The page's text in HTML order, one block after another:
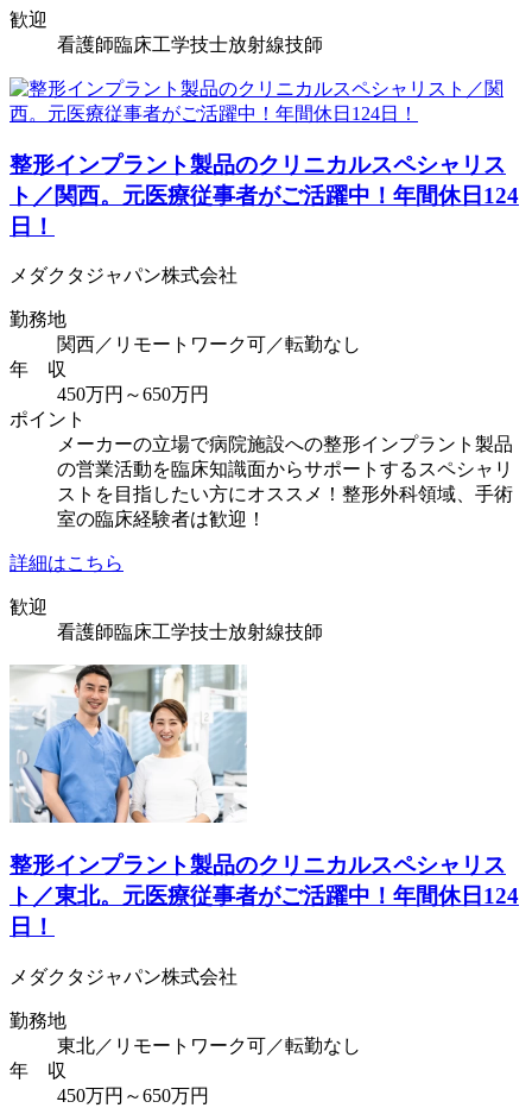
歓迎
看護師臨床工学技士放射線技師
整形インプラント製品のクリニカルスペシャリス
ト／関西。元医療従事者がご活躍中！年間休日124
日！
メダクタジャパン株式会社
勤務地
関西／リモートワーク可／転勤なし
年 収
450万円～650万円
ポイント
メーカーの立場で病院施設への整形インプラント製品
の営業活動を臨床知識面からサポートするスペシャリ
ストを目指したい方にオススメ！整形外科領域、手術
室の臨床経験者は歓迎！
詳細はこちら
歓迎
看護師臨床工学技士放射線技師
整形インプラント製品のクリニカルスペシャリス
ト／東北。元医療従事者がご活躍中！年間休日124
日！
メダクタジャパン株式会社
勤務地
東北／リモートワーク可／転勤なし
年 収
450万円～650万円